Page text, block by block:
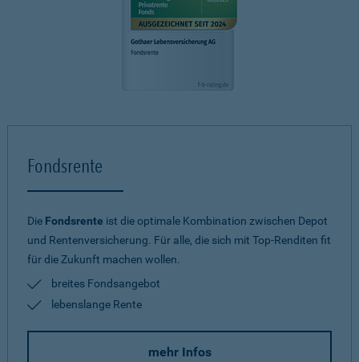
Fondsrente
Die Fondsrente ist die optimale Kombination zwischen Depot
und Rentenversicherung. Für alle, die sich mit Top-Renditen fit
für die Zukunft machen wollen.
breites Fondsangebot
lebenslange Rente
mehr Infos